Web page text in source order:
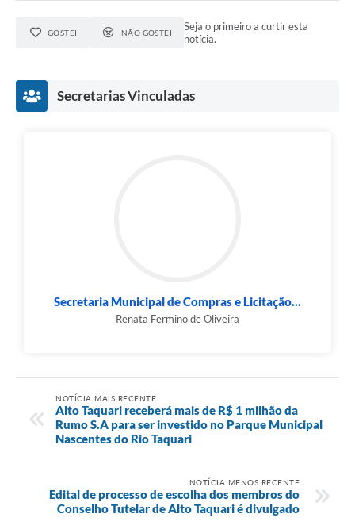
GOSTEI NÃO GOSTEI
Seja o primeiro a curtir esta
notícia.
Secretarias Vinculadas
Secretaria Municipal de Compras e Licitação...
Renata Fermino de Oliveira
NOTÍCIA MAIS RECENTE
Alto Taquari receberá mais de R$ 1 milhão da
Rumo S.A para ser investido no Parque Municipal
Nascentes do Rio Taquari
NOTÍCIA MENOS RECENTE
Edital de processo de escolha dos membros do
Conselho Tutelar de Alto Taquari é divulgado